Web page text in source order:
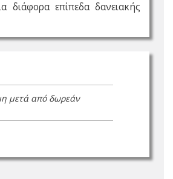
διάφορα επίπεδα δανειακής
μετά από δωρεάν